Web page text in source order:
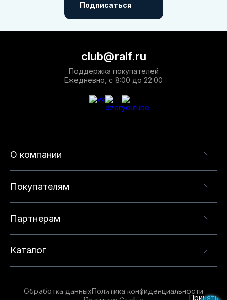
Подписаться
О компании
Покупателям
Партнерам
Каталог
club@ralf.ru
Поддержка покупателей
Ежедневно, с 8:00 до 22:00
Обработка данныхПолитика конфиденциальности
опыта на нашем сайте. Продолжая использовать